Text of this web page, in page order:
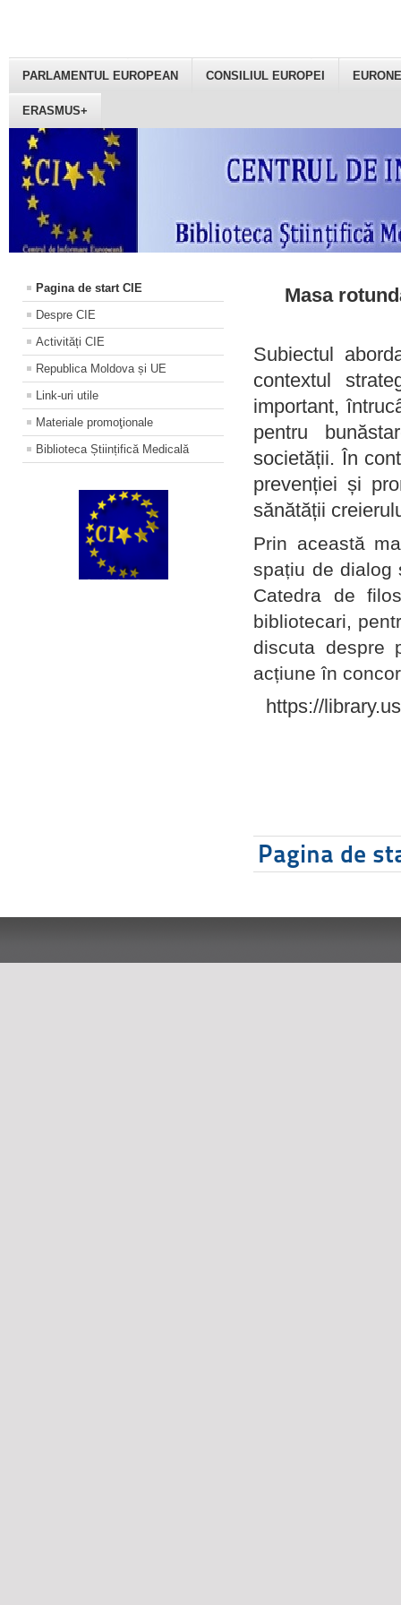
PARLAMENTUL EUROPEAN CONSILIUL EUROPEI
ERASMUS+
Pagina de start CIE
Despre CIE
Activități CIE
Republica Moldova și UE
Link-uri utile
Materiale promoţionale
Biblioteca Științifică Medicală
Masa
Subiectul
contextul
important,
pentru
societății. În
prevenției și
sănătății
Prin această
spațiu de dialog
Catedra de
bibliotecari,
discuta despre
acțiune în
https://
Pagina de